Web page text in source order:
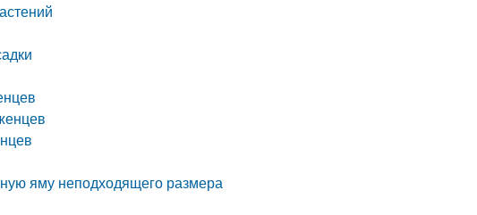
яму неподходящего размера